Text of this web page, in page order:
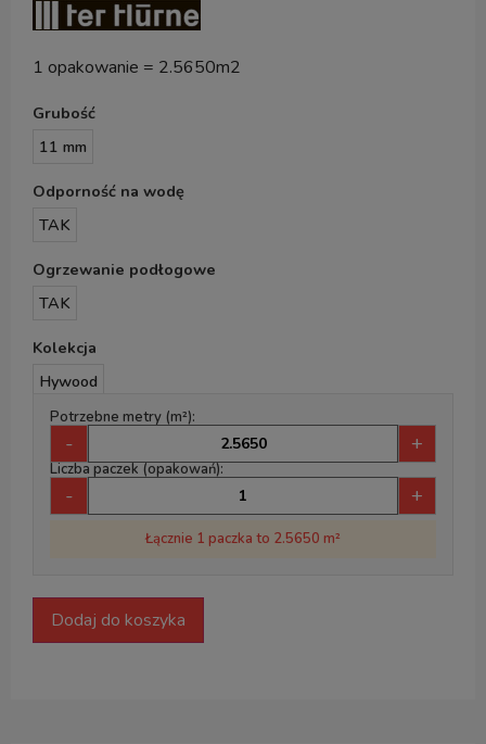
1 opakowanie = 2.5650m2
Grubość
11 mm
Odporność na wodę
TAK
Ogrzewanie podłogowe
TAK
Kolekcja
Hywood
Potrzebne metry (m²):
- +
Liczba paczek (opakowań):
- +
Łącznie 1 paczka to 2.5650 m²
Dodaj do koszyka